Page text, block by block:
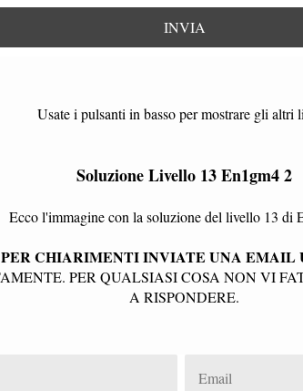
Usate i pulsanti in basso per mostrare gli altri
Soluzione Livello 13 En1gm4 2
Ecco l'immagine con la soluzione del livello 13 di
PER CHIARIMENTI INVIATE UNA EMAIL
PER QUALSIASI COSA NON VI
A RISPONDERE.